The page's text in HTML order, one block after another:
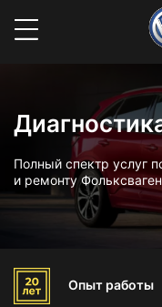
Полный спектр услуг
и ремонту Фольксваген
Опыт работы